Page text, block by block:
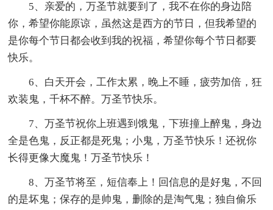
5、亲爱的，万圣节就要到了，我不在你的身边陪
你，希望你能原谅，虽然这是西方的节日，但我希望的
是你每个节日都会收到我的祝福，希望你每个节日都要
快乐。
6、白天开会，工作太累，晚上不睡，疲劳加倍，狂
欢装鬼，千杯不醉。万圣节快乐。
7、万圣节祝你上班遇到饿鬼，下班撞上醉鬼，身边
全是色鬼，反正都是死鬼；小鬼，万圣节快乐！还祝你
长得更像大魔鬼！万圣节快乐！
8、万圣节将至，短信奉上！回信息的是好鬼，不回
的是坏鬼；保存的是帅鬼，删除的是淘气鬼；独自偷乐